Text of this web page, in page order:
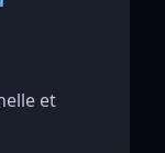
et